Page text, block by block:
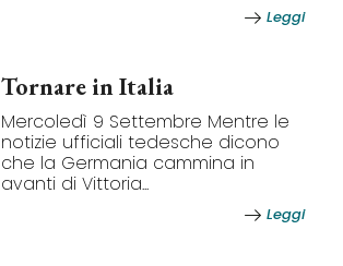
Leggi
Tornare in Italia
Mercoledì 9 Settembre Mentre le
notizie ufficiali tedesche dicono
che la Germania cammina in
avanti di Vittoria...
Leggi